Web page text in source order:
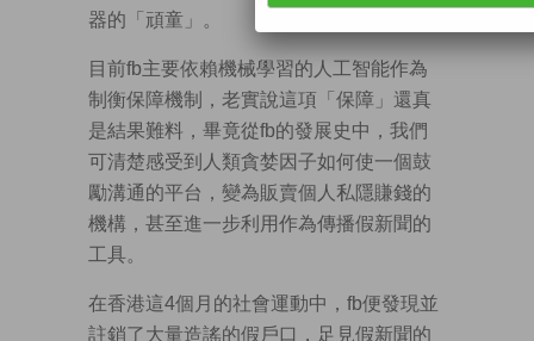
器的「頑童」。
目前fb主要依賴機械學習的人工智能作為
制衡保障機制，老實說這項「保障」還真
是結果難料，畢竟從fb的發展史中，我們
可清楚感受到人類貪婪因子如何使一個鼓
勵溝通的平台，變為販賣個人私隱賺錢的
機構，甚至進一步利用作為傳播假新聞的
工具。
在香港這4個月的社會運動中，fb便發現並
註銷了大量造謠的假戶口，足見假新聞的